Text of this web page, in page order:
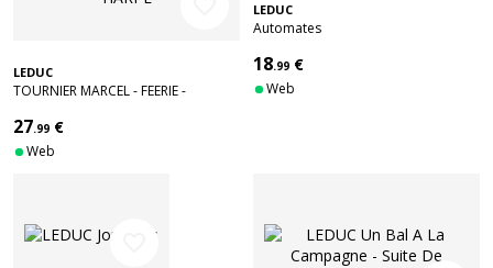
LEDUC
TOURNIER MARCEL - FEERIE -
27.99 €
Web
LEDUC
Automates
18.99 €
Web